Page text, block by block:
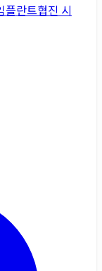
플란트협진 시